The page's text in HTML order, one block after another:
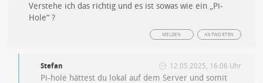
Verstehe ich das richtig und es ist sowas wie ein „Pi-
Hole“ ?
ANTWORTEN
MELDEN
Stefan 12.05.2025, 16:06 Uhr
Pi-hole hättest du lokal auf dem Server und somit